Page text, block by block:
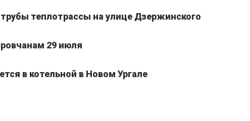
теплотрассы на улице Дзержинского
29 июля
в котельной в Новом Ургале